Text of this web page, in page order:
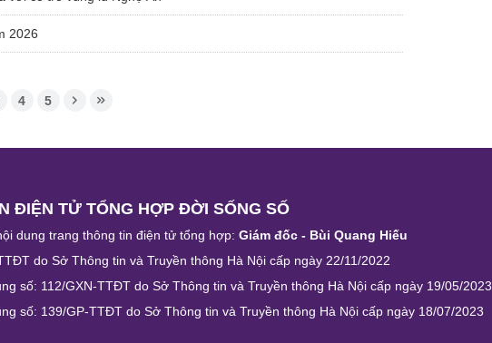
2026
4 5
ĐIỆN TỬ TỔNG HỢP ĐỜI SỐNG SỐ
dung trang thông tin điện tử tổng hợp: Giám đốc - Bùi Quang Hiếu
do Sở Thông tin và Truyền thông Hà Nội cấp ngày 22/11/2022
số: 112/GXN-TTĐT do Sở Thông tin và Truyền thông Hà Nội cấp ngày 19/05/2023
số: 139/GP-TTĐT do Sở Thông tin và Truyền thông Hà Nội cấp ngày 18/07/2023